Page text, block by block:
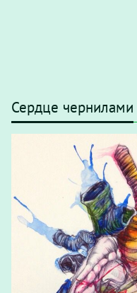
Сердце чернилами